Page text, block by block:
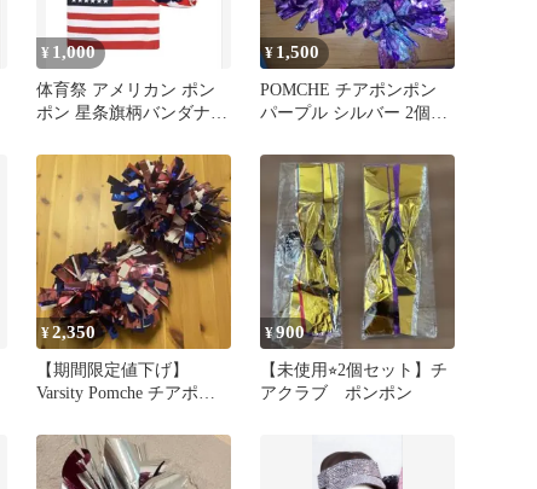
¥ 1,000
体育祭 アメリカン ポン
ポン 星条旗柄バンダナセ
¥ 1,500
POMCHE チアポンポン
パープル シルバー 2個セ
¥2,350
【期間限定値下げ】
Varsity Pomche チアポン
¥900
【未使用⭐︎2個セット】チ
アクラブ ポンポン